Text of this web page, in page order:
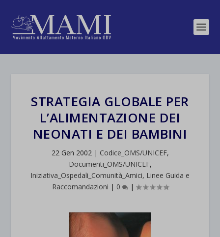
STRATEGIA GLOBALE PER
L’ALIMENTAZIONE DEI
NEONATI E DEI BAMBINI
22 Gen 2002| Codice_OMS/UNICEF,
Documenti_OMS/UNICEF,
Iniziativa_Ospedali_Comunità_Amici, Linee Guida e
Raccomandazioni | 0 |